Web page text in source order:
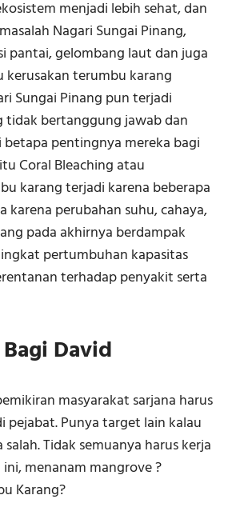
menjadi lebih sehat, dan
Nagari Sungai Pinang,
pantai, gelombang laut dan juga
kerusakan terumbu karang
Sungai Pinang pun terjadi
tidak bertanggung jawab dan
pentingnya mereka bagi
Coral Bleaching atau
karang terjadi karena beberapa
perubahan suhu, cahaya,
pada akhirnya berdampak
pertumbuhan kapasitas
terhadap penyakit serta
David
masyarakat sarjana harus
pejabat. Punya target lain kalau
Tidak semuanya harus kerja
menanam mangrove ?
Karang?